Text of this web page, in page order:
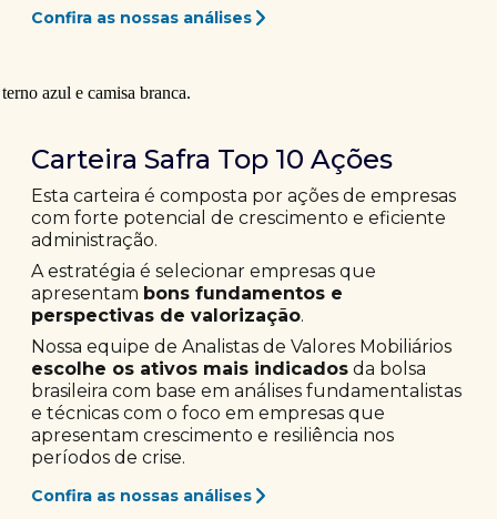
Confira as nossas análises
Carteira Safra Top 10 Ações
Esta carteira é composta por ações de empresas
com forte potencial de crescimento e eficiente
administração.
A estratégia é selecionar empresas que
apresentam bons fundamentos e
perspectivas de valorização.
Nossa equipe de Analistas de Valores Mobiliários
escolhe os ativos mais indicados da bolsa
brasileira com base em análises fundamentalistas
e técnicas com o foco em empresas que
apresentam crescimento e resiliência nos
períodos de crise.
Confira as nossas análises